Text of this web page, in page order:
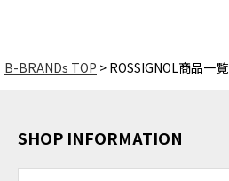
B-BRANDs TOP ROSSIGNOL商品一覧
SHOP INFORMATION